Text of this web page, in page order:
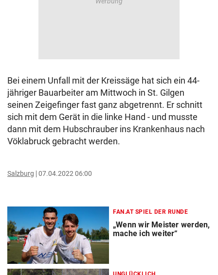
Bei einem Unfall mit der Kreissäge hat sich ein 44-
jähriger Bauarbeiter am Mittwoch in St. Gilgen
seinen Zeigefinger fast ganz abgetrennt. Er schnitt
sich mit dem Gerät in die linke Hand - und musste
dann mit dem Hubschrauber ins Krankenhaus nach
Vöklabruck gebracht werden.
Salzburg 07.04.2022 06:00
FAN.AT SPIEL DER RUNDE
„Wenn wir Meister werden,
mache ich weiter“